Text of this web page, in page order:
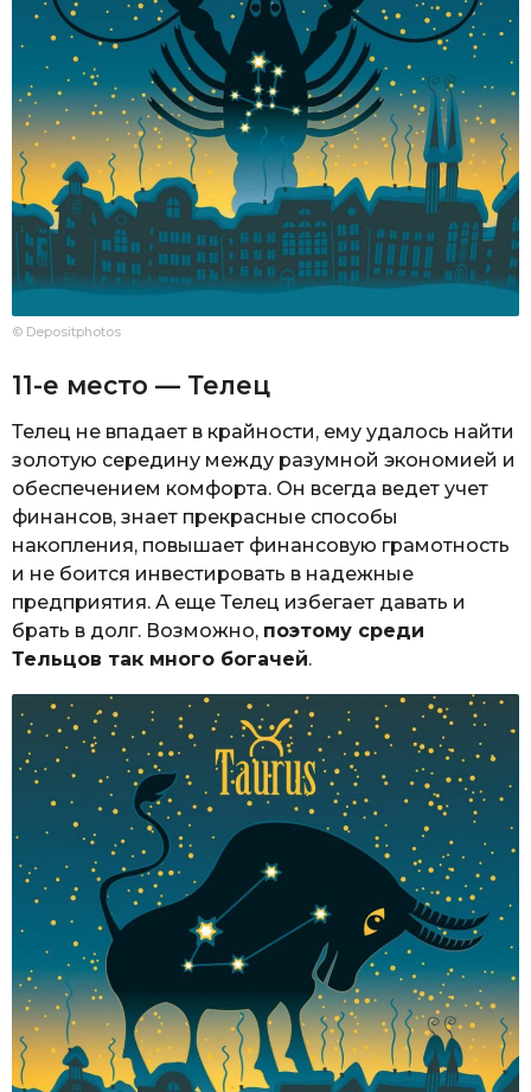
© Depositphotos
11-е место — Телец
Телец не впадает в крайности, ему удалось найти
золотую середину между разумной экономией и
обеспечением комфорта. Он всегда ведет учет
финансов, знает прекрасные способы
накопления, повышает финансовую грамотность
и не боится инвестировать в надежные
предприятия. А еще Телец избегает давать и
брать в долг. Возможно, поэтому среди
Тельцов так много богачей.